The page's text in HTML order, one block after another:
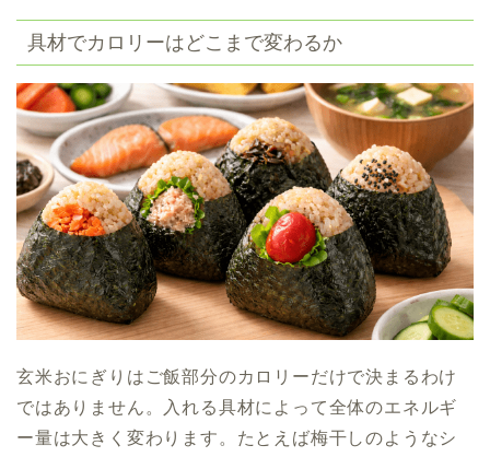
具材でカロリーはどこまで変わるか
玄米おにぎりはご飯部分のカロリーだけで決まるわけ
ではありません。入れる具材によって全体のエネルギ
ー量は大きく変わります。たとえば梅干しのようなシ